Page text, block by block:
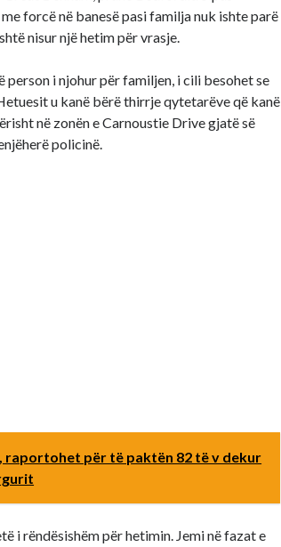
forcë në banesë pasi familja nuk ishte parë
nisur një hetim për vrasje.
person i njohur për familjen, i cili besohet se
u kanë bërë thirrje qytetarëve që kanë
në zonën e Carnoustie Drive gjatë së
policinë.
raportohet për të paktën 82 të v dekur
i rëndësishëm për hetimin. Jemi në fazat e